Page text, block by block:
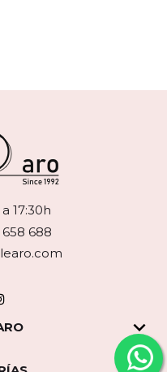
17:30h
688
